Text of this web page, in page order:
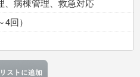
、病棟管理、救急対応
回）